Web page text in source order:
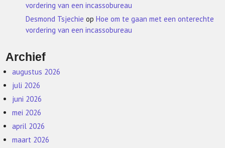
vordering van een incassobureau
Desmond Tsjechie opHoe om te gaan met een onterechte
vordering van een incassobureau
Archief
augustus 2026
juli 2026
juni 2026
mei 2026
april 2026
maart 2026